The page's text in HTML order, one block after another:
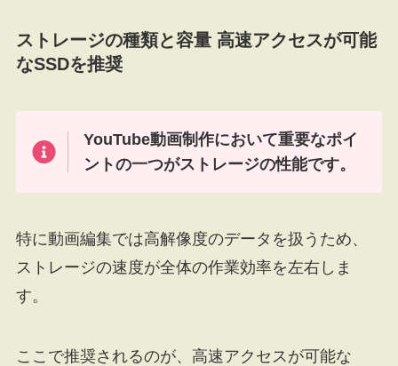
ストレージの種類と容量 高速アクセスが可能
なSSDを推奨
YouTube動画制作において重要なポイ
ントの一つがストレージの性能です。
特に動画編集では高解像度のデータを扱うため、
ストレージの速度が全体の作業効率を左右しま
す。
ここで推奨されるのが、高速アクセスが可能な